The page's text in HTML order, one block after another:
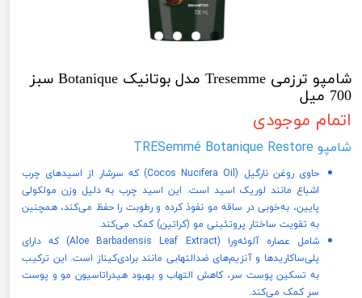
شامپو ترزمی Tresemme مدل بوتانیک Botanique سبز
700 میل
اتمام موجودی
شامپو TRESemmé Botanique Restore
حاوی روغن نارگیل (Cocos Nucifera Oil) که سرشار از اسیدهای چرب
اشباع مانند لوریک اسید است. این اسید چرب به دلیل وزن مولکولی
پایین، به‌خوبی در ساقه مو نفوذ کرده و رطوبت را حفظ می‌کند، همچنین
به تقویت ساختار پروتئینی مو (کراتین) کمک می‌کند.
شامل عصاره آلوئه‌ورا (Aloe Barbadensis Leaf Extract) که دارای
پلی‌ساکاریدها و آنزیم‌های ضدالتهابی مانند برادی‌کیناز است. این ترکیب
به تسکین پوست سر، کاهش التهاب و بهبود هیدراتاسیون مو و پوست
سر کمک می‌کند.